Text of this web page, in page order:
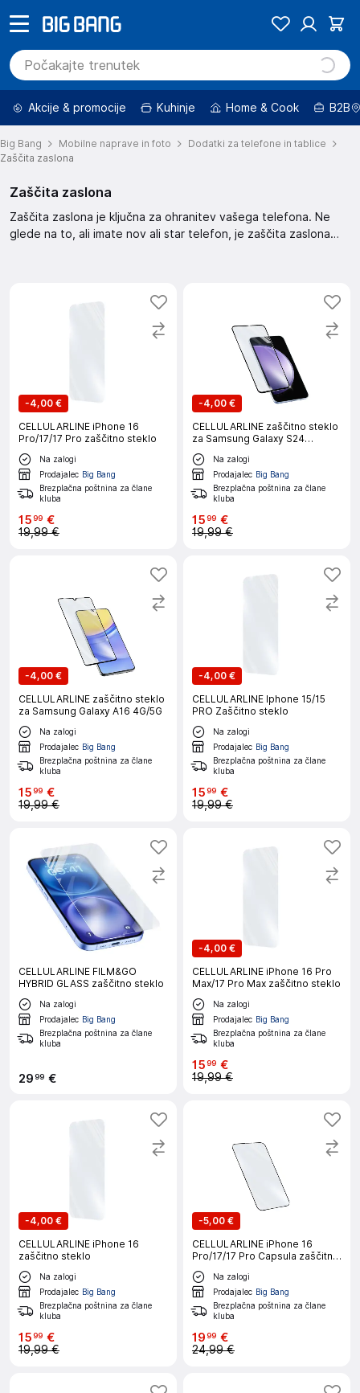
Akcije & promocije Kuhinje Home & Cook B2B
Big Bang Mobilne naprave in foto
Dodatki za telefone in tablice
Zaščita zaslona
Zaščita zaslona
Zaščita zaslona je ključna za ohranitev vašega telefona. Ne
glede na to, ali imate nov ali star telefon, je zaščita zaslona
-4,00 €
CELLULARLINE iPhone 16
Pro/17/17 Pro zaščitno steklo
Na zalogi
Prodajalec Big Bang
Brezplačna poštnina za člane
kluba
1599 €
19,99 €
-4,00 €
CELLULARLINE zaščitno steklo
za Samsung Galaxy S24
FE/A36/A56
Na zalogi
Prodajalec Big Bang
Brezplačna poštnina za člane
kluba
1599 €
19,99 €
-4,00 €
CELLULARLINE zaščitno steklo
za Samsung Galaxy A16 4G/5G
Na zalogi
Prodajalec Big Bang
Brezplačna poštnina za člane
kluba
1599 €
19,99 €
-4,00 €
CELLULARLINE Iphone 15/15
PRO Zaščitno steklo
Na zalogi
Prodajalec Big Bang
Brezplačna poštnina za člane
kluba
1599 €
19,99 €
CELLULARLINE FILM&GO
HYBRID GLASS zaščitno steklo
Na zalogi
Prodajalec Big Bang
Brezplačna poštnina za člane
kluba
2999 €
-4,00 €
CELLULARLINE iPhone 16 Pro
Max/17 Pro Max zaščitno steklo
Na zalogi
Prodajalec Big Bang
Brezplačna poštnina za člane
kluba
1599 €
19,99 €
-4,00 €
CELLULARLINE iPhone 16
zaščitno steklo
Na zalogi
Prodajalec Big Bang
Brezplačna poštnina za člane
kluba
1599 €
19,99 €
-5,00 €
CELLULARLINE iPhone 16
Pro/17/17 Pro Capsula zaščitno
steklo
Na zalogi
Prodajalec Big Bang
Brezplačna poštnina za člane
kluba
1999 €
24,99 €